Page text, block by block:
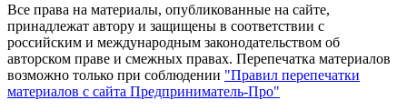
Все права на материалы, опубликованные на сайте,
принадлежат автору и защищены в соответствии с
российским и международным законодательством об
авторском праве и смежных правах. Перепечатка материалов
возможно только при соблюдении "Правил перепечатки
материалов с сайта Предприниматель-Про"